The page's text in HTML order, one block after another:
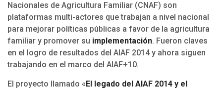
Nacionales de Agricultura Familiar (CNAF) son
plataformas multi-actores que trabajan a nivel nacional
para mejorar políticas públicas a favor de la agricultura
familiar y promover su implementación. Fueron claves
en el logro de resultados del AIAF 2014 y ahora siguen
trabajando en el marco del AIAF+10.
El proyecto llamado «El legado del AIAF 2014 y el